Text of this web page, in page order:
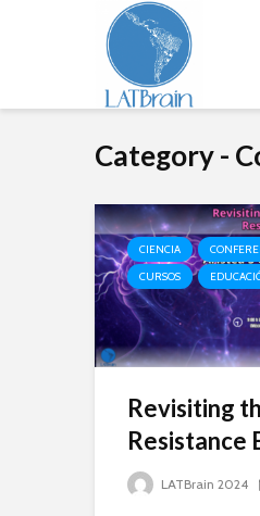
Category -
CIENCIA
CURSOS
Revisiting
Resistance
LATBrain 2024